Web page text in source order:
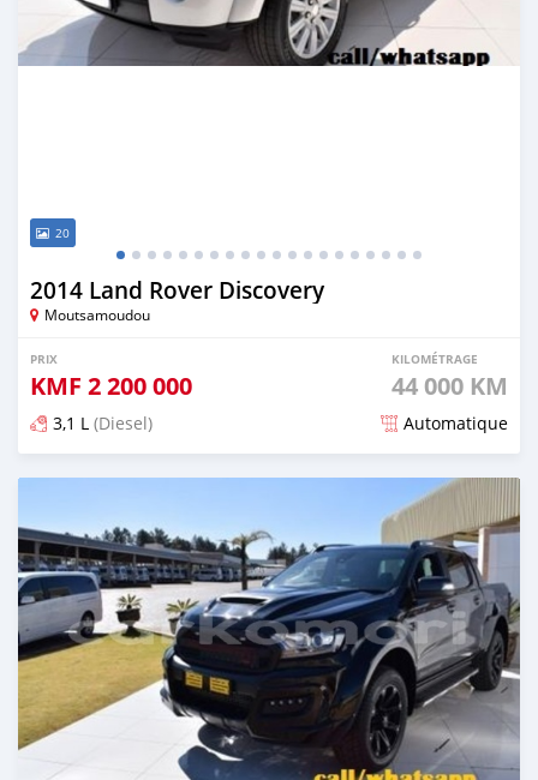
20
2014 Land Rover Discovery
Moutsamoudou
PRIX
KMF 2 200 000
KILOMÉTRAGE
44 000 KM
3,1 L (Diesel) Automatique
Publié il y a plus de 5 ans